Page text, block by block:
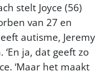
stelt Joyce (56)
van 27 en
autisme, Jeremy
ja, dat geeft zo
‘Maar het maakt